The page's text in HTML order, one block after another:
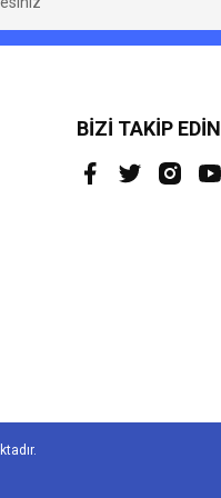
BİZİ TAKİP EDİN